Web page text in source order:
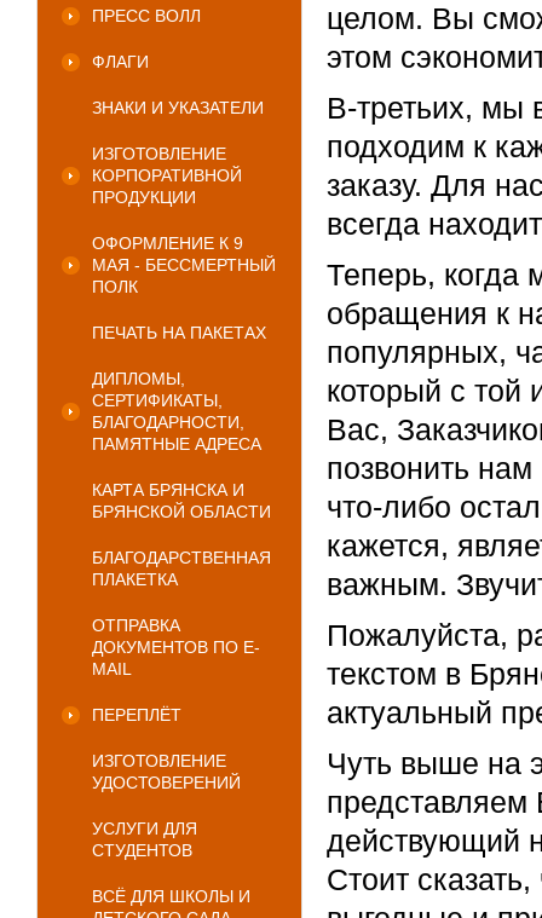
ПРЕСС ВОЛЛ
ФЛАГИ
ЗНАКИ И УКАЗАТЕЛИ
ИЗГОТОВЛЕНИЕ
КОРПОРАТИВНОЙ
ПРОДУКЦИИ
ОФОРМЛЕНИЕ К 9
МАЯ - БЕССМЕРТНЫЙ
ПОЛК
ПЕЧАТЬ НА ПАКЕТАХ
ДИПЛОМЫ,
СЕРТИФИКАТЫ,
БЛАГОДАРНОСТИ,
ПАМЯТНЫЕ АДРЕСА
КАРТА БРЯНСКА И
БРЯНСКОЙ ОБЛАСТИ
БЛАГОДАРСТВЕННАЯ
ПЛАКЕТКА
ОТПРАВКА
ДОКУМЕНТОВ ПО E-
MAIL
ПЕРЕПЛЁТ
ИЗГОТОВЛЕНИЕ
УДОСТОВЕРЕНИЙ
УСЛУГИ ДЛЯ
СТУДЕНТОВ
ВСЁ ДЛЯ ШКОЛЫ И
целом. Вы
этом
В-третьих, мы
подходим к
заказу. Для
всегда
Теперь, когда
обращения к
популярных,
который с той
Вас,
позвонить
что-либо
кажется,
важным.
Пожалуйста,
текстом в
актуальный
Чуть выше на
действующий
Стоит